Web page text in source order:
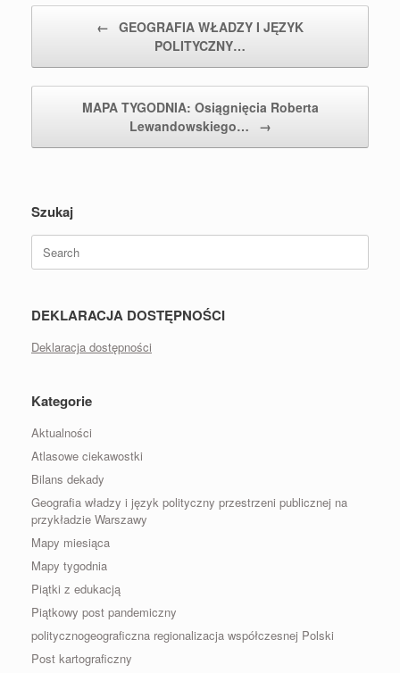
← GEOGRAFIA WŁADZY I JĘZYK
POLITYCZNY…
MAPA TYGODNIA: Osiągnięcia Roberta
Lewandowskiego…
→
Szukaj
Search
for:
DEKLARACJA DOSTĘPNOŚCI
Deklaracja dostępności
Kategorie
Aktualności
Atlasowe ciekawostki
Bilans dekady
Geografia władzy i język polityczny przestrzeni publicznej na
przykładzie Warszawy
Mapy miesiąca
Mapy tygodnia
Piątki z edukacją
Piątkowy post pandemiczny
politycznogeograficzna regionalizacja współczesnej Polski
Post kartograficzny